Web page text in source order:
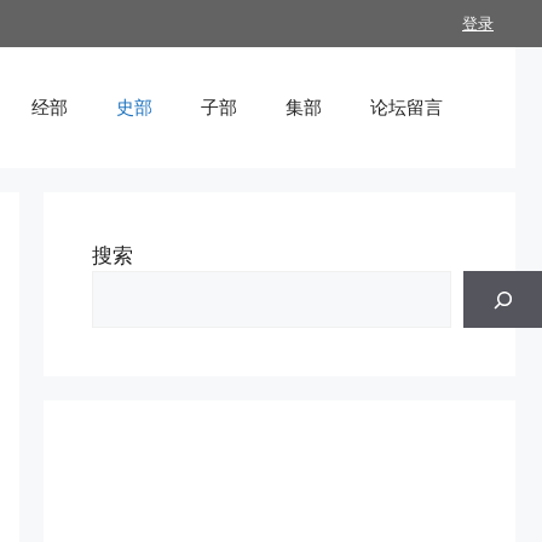
登录
经部 史部 子部 集部 论坛留言
搜索